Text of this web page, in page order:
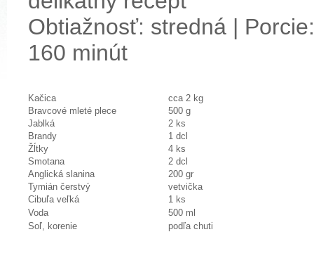
Obtiažnosť: stredná |
160 minút
Kačica
cca 2 kg
Bravcové mleté plece
500 g
Jablká
2 ks
Brandy
1 dcl
Žĺtky
4 ks
Smotana
2 dcl
Anglická slanina
200 gr
Tymián čerstvý
vetvička
Cibuľa veľká
1 ks
Voda
500 ml
Soľ, korenie
podľa chuti